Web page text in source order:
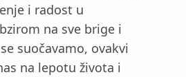
i radost u
na sve brige i
suočavamo, ovakvi
na lepotu života i